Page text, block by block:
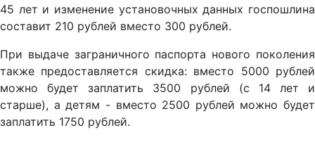
45 лет и изменение установочных данных госпошлина
составит 210 рублей вместо 300 рублей.
При выдаче заграничного паспорта нового поколения
также предоставляется скидка: вместо 5000 рублей
можно будет заплатить 3500 рублей (с 14 лет и
старше), а детям - вместо 2500 рублей можно будет
заплатить 1750 рублей.